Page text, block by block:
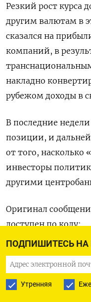
ПОДПИШИТЕСЬ
Утренняя
Резкий рост курса
другим валютам в
сказался на
компаний, в
накладно
рубежом доходы в
В последние
позиции, и
от того, насколько
инвесторы
другими
Оригинал
доступен по коду:
(Льюис Краускопф
Сакиба Икбала